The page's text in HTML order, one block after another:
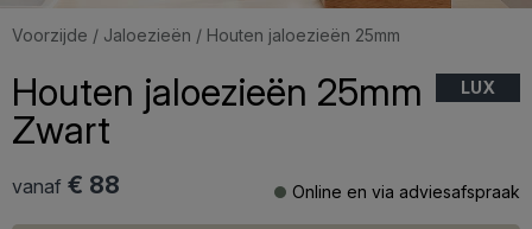
Voorzijde / Jaloezieën / Houten jaloezieën 25mm
Houten jaloezieën 25mm
Zwart
LUX
vanaf € 88 Online en via adviesafspraak